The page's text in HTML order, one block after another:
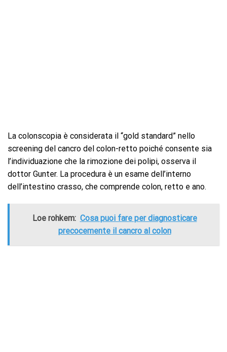
La colonscopia è considerata il “gold standard” nello
screening del cancro del colon-retto poiché consente sia
l’individuazione che la rimozione dei polipi, osserva il
dottor Gunter. La procedura è un esame dell’interno
dell’intestino crasso, che comprende colon, retto e ano.
Loe rohkem: Cosa puoi fare per diagnosticare
precocemente il cancro al colon